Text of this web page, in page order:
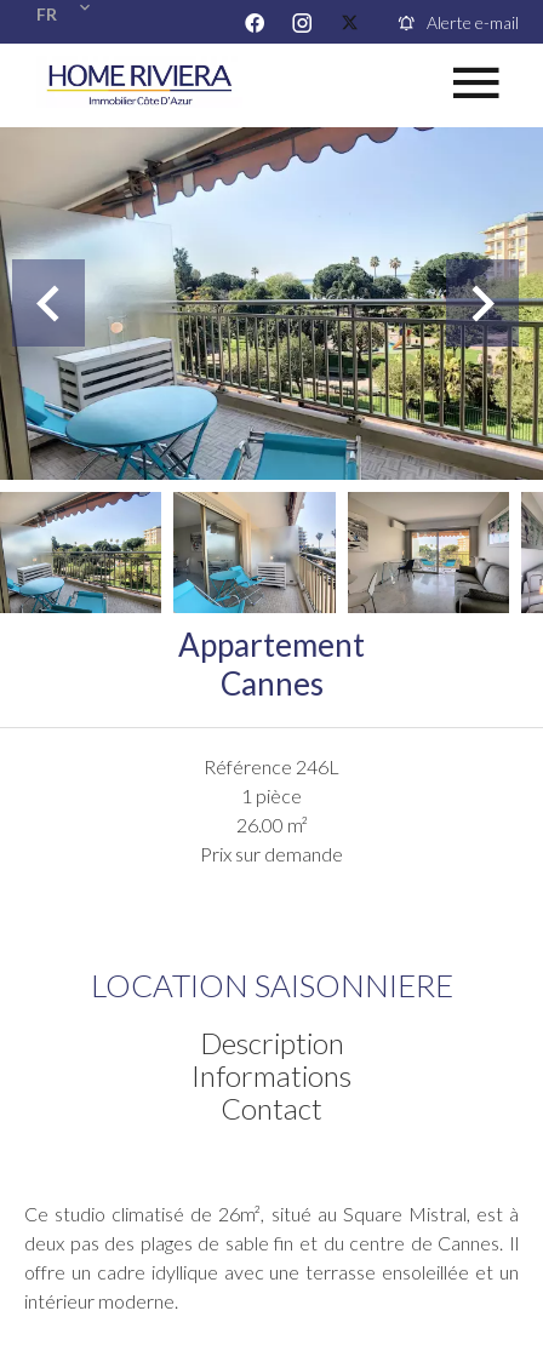
FR Alerte e-mail
Appartement
Cannes
Référence 246L
1 pièce
26.00 m²
Prix sur demande
LOCATION SAISONNIERE
Description
Informations
Contact
Ce studio climatisé de 26m², situé au Square Mistral, est à
deux pas des plages de sable fin et du centre de Cannes. Il
offre un cadre idyllique avec une terrasse ensoleillée et un
intérieur moderne.